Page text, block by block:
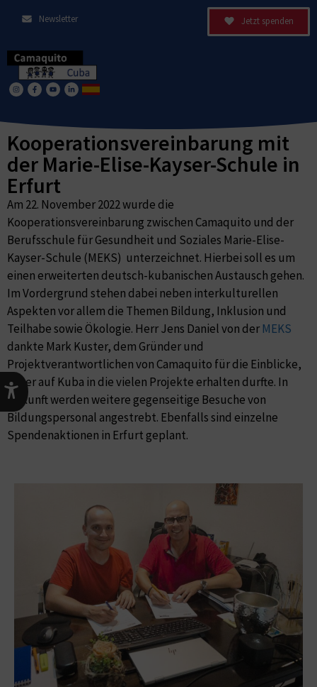
Newsletter Jetzt spenden
Kooperationsvereinbarung mit
der Marie-Elise-Kayser-Schule in
Erfurt
Am 22. November 2022 wurde die
Kooperationsvereinbarung zwischen Camaquito und der
Berufsschule für Gesundheit und Soziales Marie-Elise-
Kayser-Schule (MEKS) unterzeichnet. Hierbei soll es um
einen erweiterten deutsch-kubanischen Austausch gehen.
Im Vordergrund stehen dabei neben interkulturellen
Aspekten vor allem die Themen Bildung, Inklusion und
Teilhabe sowie Ökologie. Herr Jens Daniel von der MEKS
dankte Mark Kuster, dem Gründer und
Projektverantwortlichen von Camaquito für die Einblicke,
die er auf Kuba in die vielen Projekte erhalten durfte. In
Zukunft werden weitere gegenseitige Besuche von
Bildungspersonal angestrebt. Ebenfalls sind einzelne
Spendenaktionen in Erfurt geplant.